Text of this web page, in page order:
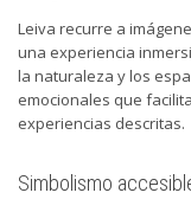
Leiva recurre a
una experiencia
la naturaleza y los
emocionales que
experiencias descritas.
Simbolismo